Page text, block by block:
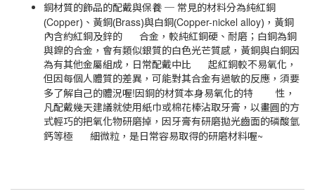
銅材質的飾品的配戴與保養 ─ 常見的材料分為純紅銅
(Copper)、黃銅(Brass)與白銅(Copper-nickel alloy)，黃銅
內含約紅銅及鋅的 合金，較純紅銅硬、耐磨；白銅為銅
與鎳的合金，會有類似銀質的白色光芒質感，黃銅與白銅因
為有其他金屬組成，日常配戴中比 起紅銅較不易氧化，
但因每個人體質的差異，可能對其合金有過敏的反應，須要
多了解自己的體況喔!因銅的材質本身易氧化的特 性，
凡配戴幾天建議就使用紙巾或棉花棒沾取牙膏，以畫圓的方
式輕巧的把氧化物研磨掉，因牙膏有研磨拋光齒面的磷酸氫
鈣等極 細微粒，是日常容易取得的研磨材料喔~